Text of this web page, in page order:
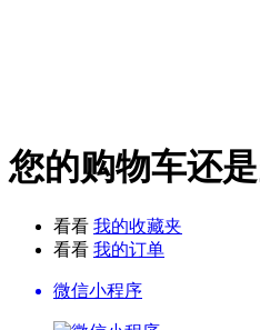
您的购物车还
看看 我的收藏夹
看看 我的订单
微信小程序